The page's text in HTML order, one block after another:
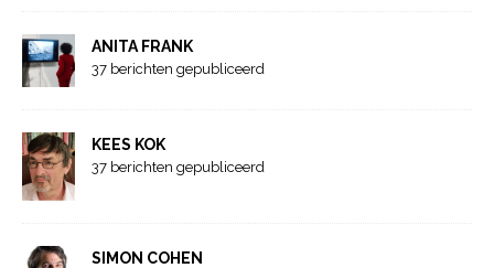
ANITA FRANK
37 berichten gepubliceerd
KEES KOK
37 berichten gepubliceerd
SIMON COHEN